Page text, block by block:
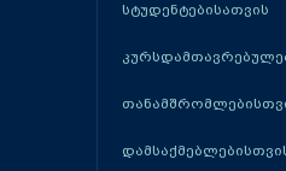
სტუდენტებისათვის